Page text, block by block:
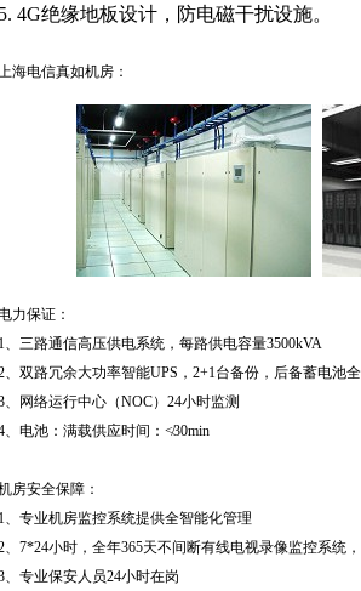
5. 4G绝缘地板设计，防电磁干扰设施。
海电信真如机房：
力保证：
1、三路通信高压供电系统，每路供电容量3500kVA
、双路冗余大功率智能UPS，2+1台备份，后备蓄电池
、网络运行中心（NOC）24小时监测
、电池：满载供应时间：≮30min
房安全保障：
1、专业机房监控系统提供全智能化管理
、7*24小时，全年365天不间断有线电视录像监控系统
、专业保安人员24小时在岗